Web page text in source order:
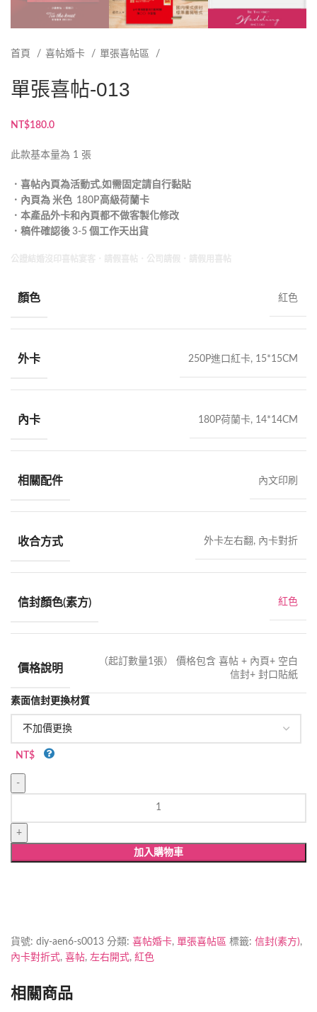
首頁 喜帖婚卡 單張喜帖區
單張喜帖-013
NT$180.0
此款基本量為 1 張
．喜帖內頁為活動式,如需固定請自行黏貼
．內頁為 米色 180P高級荷蘭卡
．本產品外卡和內頁都不做客製化修改
．稿件確認後 3-5 個工作天出貨
顏色 紅色
外卡 250P進口紅卡, 15*15CM
內卡 180P荷蘭卡, 14*14CM
相關配件 內文印刷
收合方式 外卡左右翻, 內卡對折
信封顏色(素方) 紅色
價格說明
（起訂數量1張） 價格包含 喜帖 + 內頁+ 空白
信封+ 封口貼紙
素面信封更換材質
NT$
喜
帖-013
數
加入購物車
貨號: diy-aen6-s0013 分類: 喜帖婚卡, 單張喜帖區 標籤: 信封(素方),
內卡對折式, 喜帖, 左右開式, 紅色
相關商品